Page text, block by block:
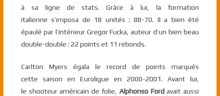
à sa ligne de stats. Grâce à lui, la formation
italienne s’imposa de 18 unités : 88-70. Il a bien été
épaulé par l’intérieur Gregor Fucka, auteur d’un bien beau
double-double : 22 points et 11 rebonds.
Carlton Myers égala le record de points marqués
cette saison en Euroligue en 2000-2001. Avant lui,
le shooteur américain de folie, Alphonso Fordavait aussi